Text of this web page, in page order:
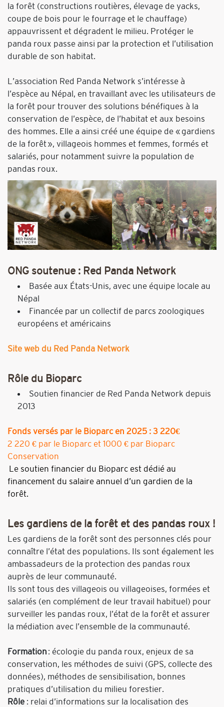
la forêt (constructions routières, élevage de yacks,
coupe de bois pour le fourrage et le chauffage)
appauvrissent et dégradent le milieu. Protéger le
panda roux passe ainsi par la protection et l’utilisation
durable de son habitat.
L’association Red Panda Network s’intéresse à
l’espèce au Népal, en travaillant avec les utilisateurs de
la forêt pour trouver des solutions bénéfiques à la
conservation de l’espèce, de l’habitat et aux besoins
des hommes. Elle a ainsi créé une équipe de « gardiens
de la forêt », villageois hommes et femmes, formés et
salariés, pour notamment suivre la population de
pandas roux.
ONG soutenue : Red Panda Network
Basée aux États-Unis, avec une équipe locale au
Népal
Financée par un collectif de parcs zoologiques
européens et américains
Site web du Red Panda Network
Rôle du Bioparc
Soutien financier de Red Panda Network depuis
2013
Fonds versés par le Bioparc en 2025 : 3 220€
2 220 € par le Bioparc et 1000 € par Bioparc
Conservation
Le soutien financier du Bioparc est dédié au
financement du salaire annuel d’un gardien de la
forêt.
Les gardiens de la forêt et des pandas roux !
Les gardiens de la forêt sont des personnes clés pour
connaître l’état des populations. Ils sont également les
ambassadeurs de la protection des pandas roux
auprès de leur communauté.
Ils sont tous des villageois ou villageoises, formées et
salariés (en complément de leur travail habituel) pour
surveiller les pandas roux, l’état de la forêt et assurer
la médiation avec l’ensemble de la communauté.
Formation : écologie du panda roux, enjeux de sa
conservation, les méthodes de suivi (GPS, collecte des
données), méthodes de sensibilisation, bonnes
pratiques d’utilisation du milieu forestier.
Rôle : relai d’informations sur la localisation des